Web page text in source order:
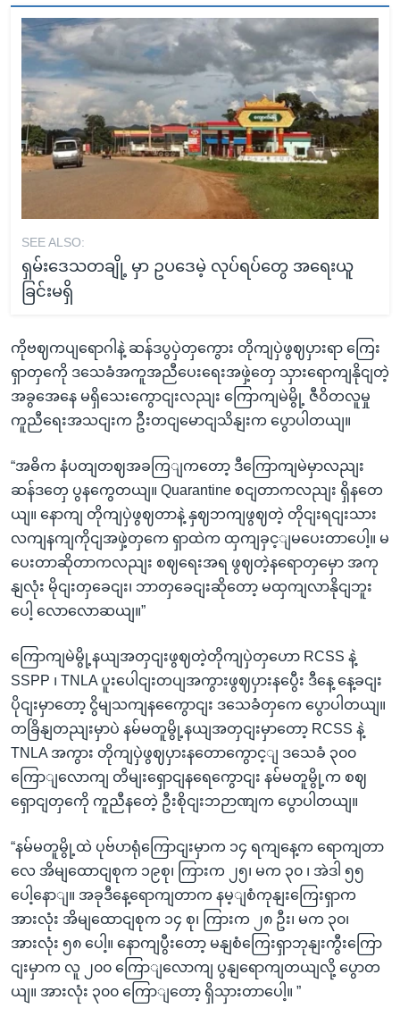
SEE ALSO:
ရှမ်းဒေသတချို့ မှာ ဥပဒေမဲ့ လုပ်ရပ်တွေ အရေးယူ
ခြင်းမရှိ
ကိုဗဈကပျရောဂါနဲ့ ဆန်ဒပွပှဲတှကွေား တိုကျပှဲဖွဈပှားရာ ကြေး
ရှာတှကေို ဒသေခံအကူအညီပေးရေးအဖှဲ့တှေ သှားရောကျနိုငျတဲ့
အခွအေနေ မရှိသေးကွောငျးလညျး ကြောကျမဲမွို့ ဇီဝိတလူမှု
ကူညီရေးအသငျးက ဦးတငျမောငျသိနျးက ပွောပါတယျ။
“အဓိက နံပတျတဈအခကြျကတော့ ဒီကြောကျမဲမှာလညျး
ဆန်ဒတှေ ပွနကွေတယျ။ Quarantine စငျတာကလညျး ရှိနတေ
ယျ။ နောကျ တိုကျပှဲဖွဈတာနဲ့ နှဈဘကျဖွဈတဲ့ တိုငျးရငျးသား
လကျနကျကိုငျအဖှဲ့တှကေ ရှာထဲက ထှကျခှင့ျမပေးတာပေါ့။ မ
ပေးတာဆိုတာကလညျး စဈရေးအရ ဖွဈတဲ့နရောတှမှော အကု
နျလုံး မိုငျးတှခေငျး၊ ဘာတှခေငျးဆိုတော့ မထှကျလာနိုငျဘူး
ပေါ့ လောလောဆယျ။”
ကြောကျမဲမွို့နယျအတှငျးဖွဈတဲ့တိုကျပှဲတှဟော RCSS နဲ့
SSPP ၊ TNLA ပူးပေါငျးတပျအကွားဖွဈပှားနပွေီး ဒီနေ့ နေ့ခငျး
ပိုငျးမှာတော့ ငွိမျသကျနကွေောငျး ဒသေခံတှကေ ပွောပါတယျ။
တခြိနျတညျးမှာပဲ နမ်မတူမွို့နယျအတှငျးမှာတော့ RCSS နဲ့
TNLA အကွား တိုကျပှဲဖွဈပှားနတောကွောင့ျ ဒသေခံ ၃၀၀
ကြောျလောကျ တိမျးရှောငျနရေကွောငျး နမ်မတူမွို့က စဈ
ရှောငျတှကေို ကူညီနတေဲ့ ဦးစိုငျးဘဉာဏျက ပွောပါတယျ။
“နမ်မတူမွို့ထဲ ပုဗ်ပာရုံကြောငျးမှာက ၁၄ ရကျနေ့က ရောကျတာ
လေ အိမျထောငျစုက ၁၉စု၊ ကြားက ၂၅၊ မက ၃၀ ၊ အဲဒါ ၅၅
ပေါ့နောျ။ အခုဒီနေ့ရောကျတာက နမ့ျစံကုနျးကြေးရှာက
အားလုံး အိမျထောငျစုက ၁၄ စု၊ ကြားက ၂၈ ဦး၊ မက ၃၀၊
အားလုံး ၅၈ ပေါ့။ နောကျပွီးတော့ မနျစံကြေးရှာဘုနျးကွီးကြော
ငျးမှာက လူ ၂၀၀ ကြောျလောကျ ပွနျရောကျတယျလို့ ပွောတ
ယျ။ အားလုံး ၃၀၀ ကြောျတော့ ရှိသှားတာပေါ့။ ”